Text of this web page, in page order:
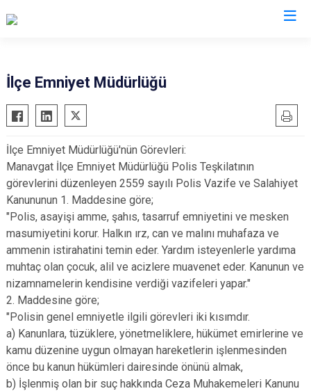
Ahırlı
Akören
Akşehir
Altınekin
Beyşehir
Bozkır
Çeltik
Cihanbeyli
Çumra
Derbent
Derebucak
Ereğli
Güneysınır
Hadim
Halkapınar
Hüyük
Ilgın
Kadınhanı
Karatay
Selçuklu
Taşkent
Tuzlukçu
Yalıhüyük
Yunak
İlçe Emniyet Müdürlüğü
İlçe Emniyet Müdürlüğü'nün Görevleri:
Manavgat İlçe Emniyet Müdürlüğü Polis Teşkilatının
görevlerini düzenleyen 2559 sayılı Polis Vazife ve Salahiyet
Kanununun 1. Maddesine göre;
"Polis, asayişi amme, şahıs, tasarruf emniyetini ve mesken
masumiyetini korur. Halkın ırz, can ve malını muhafaza ve
ammenin istirahatini temin eder. Yardım isteyenlerle yardıma
muhtaç olan çocuk, alil ve acizlere muavenet eder. Kanunun ve
nizamnamelerin kendisine verdiği vazifeleri yapar."
2. Maddesine göre;
"Polisin genel emniyetle ilgili görevleri iki kısımdır.
a) Kanunlara, tüzüklere, yönetmeliklere, hükümet emirlerine ve
kamu düzenine uygun olmayan hareketlerin işlenmesinden
önce bu kanun hükümleri dairesinde önünü almak,
b) İşlenmiş olan bir suç hakkında Ceza Muhakemeleri Kanunu